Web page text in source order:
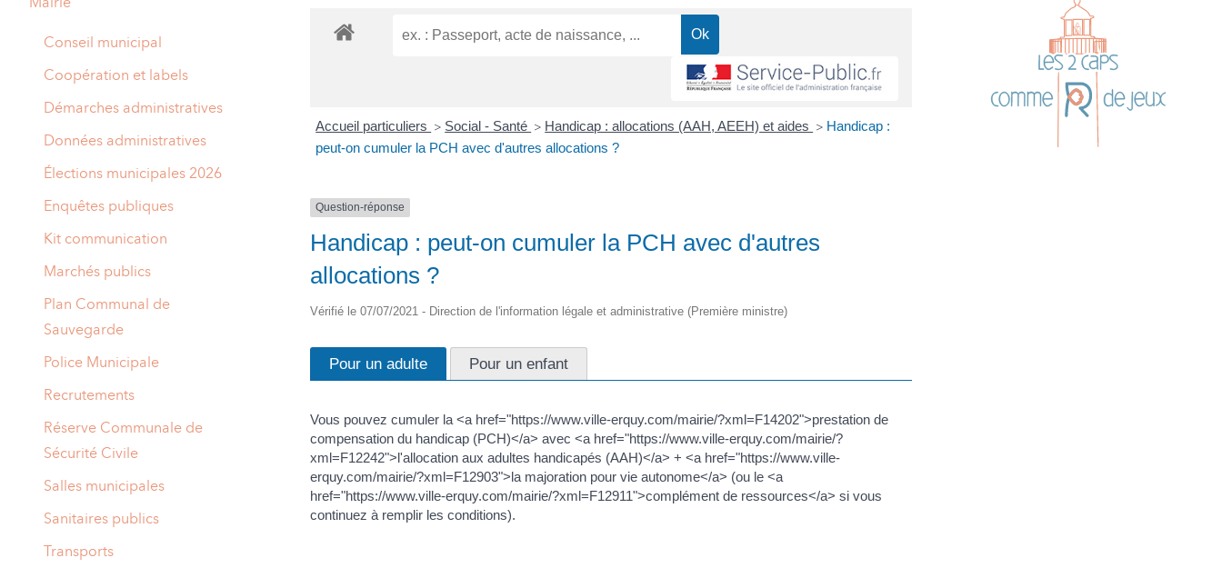
Accueil particuliers > Social - Santé > Handicap : allocations (AAH, AEEH) et aides > Handicap :
peut-on cumuler la PCH avec d'autres allocations ?
Question-réponse
Handicap : peut-on cumuler la PCH avec d'autres
allocations ?
Vérifié le 07/07/2021 - Direction de l'information légale et administrative (Première ministre)
Pour un adulte Pour un enfant
Vous pouvez cumuler la <a href="https://www.ville-erquy.com/mairie/?xml=F14202">prestation de
compensation du handicap (PCH)</a> avec <a href="https://www.ville-erquy.com/mairie/?
xml=F12242">l'allocation aux adultes handicapés (AAH)</a> + <a href="https://www.ville-
erquy.com/mairie/?xml=F12903">la majoration pour vie autonome</a> (ou le <a
href="https://www.ville-erquy.com/mairie/?xml=F12911">complément de ressources</a> si vous
continuez à remplir les conditions).
Conseil municipal
Coopération et labels
Démarches administratives
Données administratives
Élections municipales 2026
Enquêtes publiques
Kit communication
Marchés publics
Plan Communal de
Sauvegarde
Police Municipale
Recrutements
Réserve Communale de
Sécurité Civile
Salles municipales
Sanitaires publics
Transports